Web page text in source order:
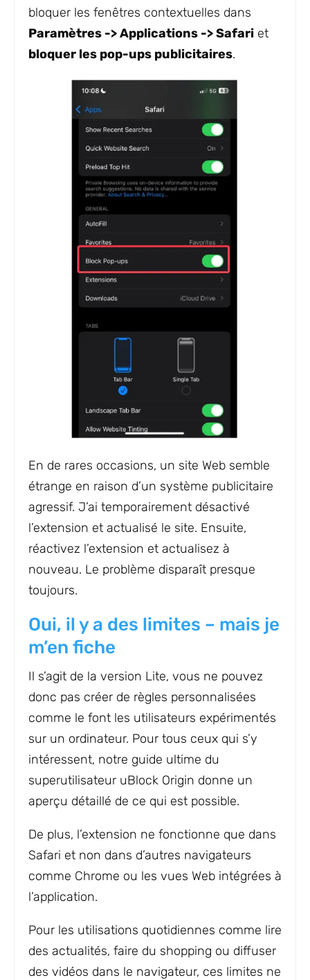
bloquer les fenêtres contextuelles dans
Paramètres -> Applications -> Safari et
bloquer les pop-ups publicitaires.
En de rares occasions, un site Web semble
étrange en raison d’un système publicitaire
agressif. J’ai temporairement désactivé
l’extension et actualisé le site. Ensuite,
réactivez l’extension et actualisez à
nouveau. Le problème disparaît presque
toujours.
Oui, il y a des limites – mais je
m’en fiche
Il s’agit de la version Lite, vous ne pouvez
donc pas créer de règles personnalisées
comme le font les utilisateurs expérimentés
sur un ordinateur. Pour tous ceux qui s’y
intéressent, notre guide ultime du
superutilisateur uBlock Origin donne un
aperçu détaillé de ce qui est possible.
De plus, l’extension ne fonctionne que dans
Safari et non dans d’autres navigateurs
comme Chrome ou les vues Web intégrées à
l’application.
Pour les utilisations quotidiennes comme lire
des actualités, faire du shopping ou diffuser
des vidéos dans le navigateur, ces limites ne